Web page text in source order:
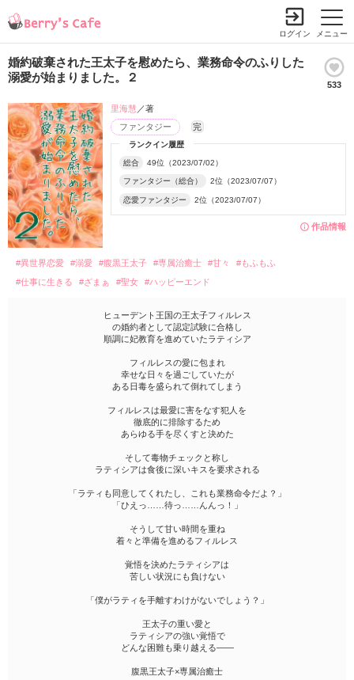
メニュー
ログイン
婚約破棄された王太子を慰めたら、業務命令のふりした
溺愛が始まりました。２
533
作品情報
ランクイン履歴
総合 49位（2023/07/02）
ファンタジー（総合） 2位（2023/07/07）
恋愛ファンタジー 2位（2023/07/07）
ファンタジー 完
里海慧／著
#異世界恋愛 #溺愛 #腹黒王太子 #専属治癒士 #甘々
#もふもふ
#仕事に生きる
#ざまぁ #聖女 #ハッピーエンド
ヒューデント王国の王太子フィルレス
の婚約者として認定試験に合格し
順調に妃教育を進めていたラティシア
フィルレスの愛に包まれ
幸せな日々を過ごしていたが
ある日毒を盛られて倒れてしまう
フィルレスは最愛に害をなす犯人を
徹底的に排除するため
あらゆる手を尽くすと決めた
そして毒物チェックと称し
ラティシアは食後に深いキスを要求される
「ラティも同意してくれたし、これも業務命令だよ？」
「ひえっ……待っ……んんっ！」
そうして甘い時間を重ね
着々と準備を進めるフィルレス
覚悟を決めたラティシアは
苦しい状況にも負けない
「僕がラティを手離すわけがないでしょう？」
王太子の重い愛と
ラティシアの強い覚悟で
どんな困難も乗り越える——
腹黒王太子×専属治癒士